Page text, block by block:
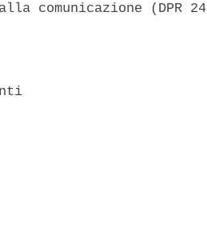
comunicazione (DPR 24